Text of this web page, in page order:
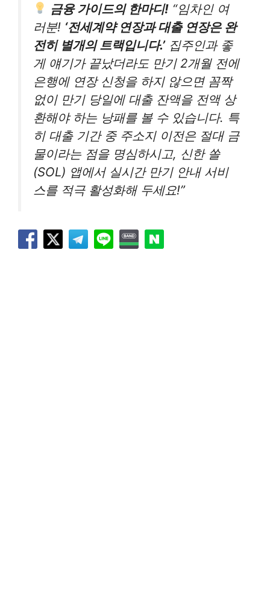
금융 가이드의 한마디! “임차인 여
러분! ‘전세계약 연장과 대출 연장은 완
전히 별개의 트랙입니다.’집주인과 좋
게 얘기가 끝났더라도 만기 2개월 전에
은행에 연장 신청을 하지 않으면 꼼짝
없이 만기 당일에 대출 잔액을 전액 상
환해야 하는 낭패를 볼 수 있습니다. 특
히 대출 기간 중 주소지 이전은 절대 금
물이라는 점을 명심하시고, 신한 쏠
(SOL) 앱에서 실시간 만기 안내 서비
스를 적극 활성화해 두세요!”